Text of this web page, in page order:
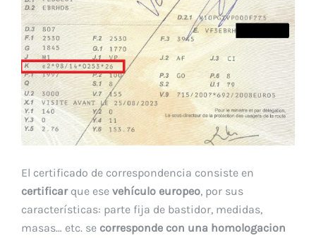
El certificado de correspondencia consiste en
certificarque ese vehículo europeo, por sus
características: parte fija de bastidor, medidas,
masas… etc. se corresponde con una homologacion